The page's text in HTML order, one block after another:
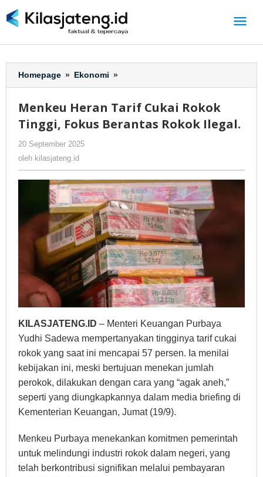
ke
Homepage » Ekonomi »
Heran
Cukai
Rokok
Rokok
Ilegal.
Menkeu Heran Tarif Cukai Rokok
Tinggi, Fokus Berantas Rokok Ilegal.
20 September 2025
oleh kilasjateng.id
KILASJATENG.ID – Menteri Keuangan Purbaya
Yudhi Sadewa mempertanyakan tingginya tarif cukai
rokok yang saat ini mencapai 57 persen. Ia menilai
kebijakan ini, meski bertujuan menekan jumlah
perokok, dilakukan dengan cara yang “agak aneh,”
seperti yang diungkapkannya dalam media briefing di
Kementerian Keuangan, Jumat (19/9).
Menkeu Purbaya menekankan komitmen pemerintah
untuk melindungi industri rokok dalam negeri, yang
telah berkontribusi signifikan melalui pembayaran